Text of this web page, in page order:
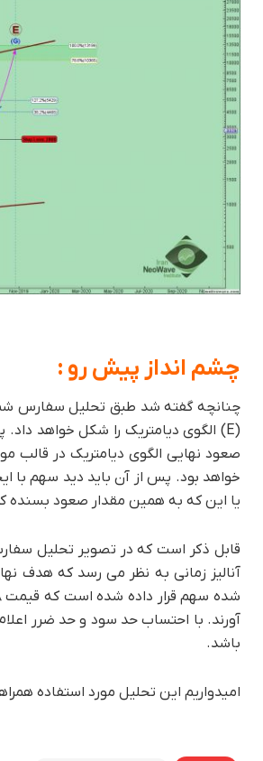
چشم انداز پیش رو :
یا این که به همین مقدار صعود بسنده
آورند. با احتساب حد سود و حد ضرر
باشد.
امیدواریم این تحلیل مورد استفاده